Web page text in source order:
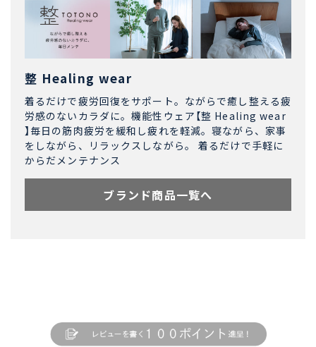
整 Healing wear
着るだけで疲労回復をサポート。ながらで癒し整える疲
労感のないカラダに。機能性ウェア【整 Healing wear
】毎日の筋肉疲労を緩和し疲れを軽減。寝ながら、家事
をしながら、リラックスしながら。 着るだけで手軽に
からだメンテナンス
ブランド商品一覧へ